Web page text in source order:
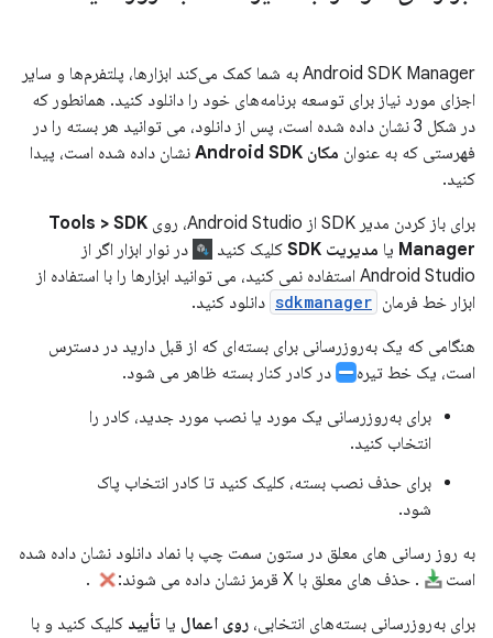
Android SDK Manager به شما کمک می‌کند ابزارها، پلتفرم‌ها و سایر
اجزای مورد نیاز برای توسعه برنامه‌های خود را دانلود کنید. همانطور که
در شکل 3 نشان داده شده است، پس از دانلود، می توانید هر بسته را در
فهرستی که به عنوان مکان Android SDK
نشان داده شده است، پیدا
کنید.
برای باز کردن مدیر SDK از Android Studio، روی
Tools > SDK
Manager یا مدیریت SDK کلیک کنید
در نوار ابزار اگر از
Android Studio استفاده نمی کنید، می توانید ابزارها را با استفاده از
ابزار خط فرمان sdkmanager دانلود کنید.
هنگامی که یک به‌روزرسانی برای بسته‌ای که از قبل دارید در دسترس
است، یک خط تیره
در کادر کنار بسته ظاهر می شود.
برای به‌روزرسانی یک مورد یا نصب مورد جدید، کادر را
انتخاب کنید.
برای حذف نصب بسته، کلیک کنید تا کادر انتخاب پاک
شود.
به روز رسانی های معلق در ستون سمت چپ با نماد دانلود نشان داده شده
است
. حذف های معلق با X قرمز نشان داده می شوند:
.
برای به‌روزرسانی بسته‌های انتخابی، روی اعمال یا تأیید کلیک کنید و با